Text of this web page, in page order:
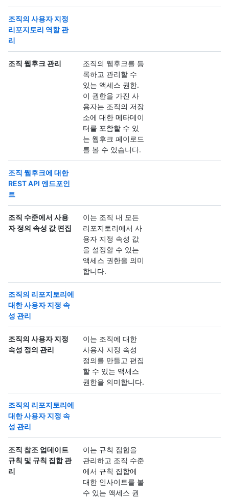
조직의 사용자 지정
리포지토리 역할 관
리
조직 웹후크 관리
조직의 웹후크를 등
록하고 관리할 수
있는 액세스 권한.
이 권한을 가진 사
용자는 조직의 저장
소에 대한 메타데이
터를 포함할 수 있
는 웹후크 페이로드
를 볼 수 있습니다.
조직 웹후크에 대한
REST API 엔드포인
트
조직 수준에서 사용
자 정의 속성 값 편집
이는 조직 내 모든
리포지토리에서 사
용자 지정 속성 값
을 설정할 수 있는
액세스 권한을 의미
합니다.
조직의 리포지토리에
대한 사용자 지정 속
성 관리
조직의 사용자 지정
속성 정의 관리
이는 조직에 대한
사용자 지정 속성
정의를 만들고 편집
할 수 있는 액세스
권한을 의미합니다.
조직의 리포지토리에
대한 사용자 지정 속
성 관리
조직 참조 업데이트
규칙 및 규칙 집합 관
리
이는 규칙 집합을
관리하고 조직 수준
에서 규칙 집합에
대한 인사이트를 볼
수 있는 액세스 권